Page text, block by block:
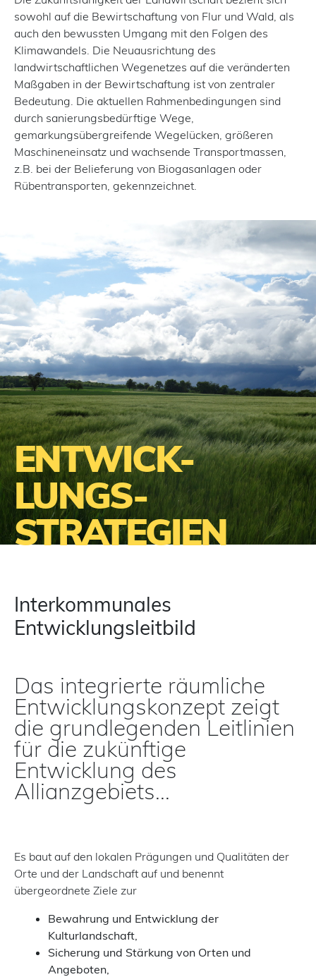
sowohl auf die Bewirtschaftung von Flur und Wald, als
auch den bewussten Umgang mit den Folgen des
Klimawandels. Die Neuausrichtung des
landwirtschaftlichen Wegenetzes auf die veränderten
Maßgaben in der Bewirtschaftung ist von zentraler
Bedeutung. Die aktuellen Rahmenbedingungen sind
durch sanierungsbedürftige Wege,
gemarkungsübergreifende Wegelücken, größeren
Maschineneinsatz und wachsende Transportmassen,
z.B. bei der Belieferung von Biogasanlagen oder
Rübentransporten, gekennzeichnet.
ENTWICK­
LUNGS­
STRATEGIEN
Interkommunales
Entwicklungsleitbild
Das integrierte räumliche
Entwicklungskonzept zeigt
die grundlegenden Leitlinien
für die zukünftige
Entwicklung des
Allianzgebiets...
Es baut auf den lokalen Prägungen und Qualitäten der
Orte und der Landschaft auf und benennt
übergeordnete Ziele zur
Bewahrung und Entwicklung der
Kulturlandschaft,
Sicherung und Stärkung von Orten und
Angeboten,